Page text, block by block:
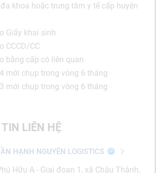
khoa hoặc trung tâm y tế cấp huyện
Giấy khai sinh
CCCD/CC
bằng cấp có liên quan
mới chụp trong vòng 6 tháng
mới chụp trong vòng 6 tháng
LIÊN HỆ
HẠNH NGUYÊN LOGISTICS
Hữu A - Giai đoạn 1, xã Châu Thành,